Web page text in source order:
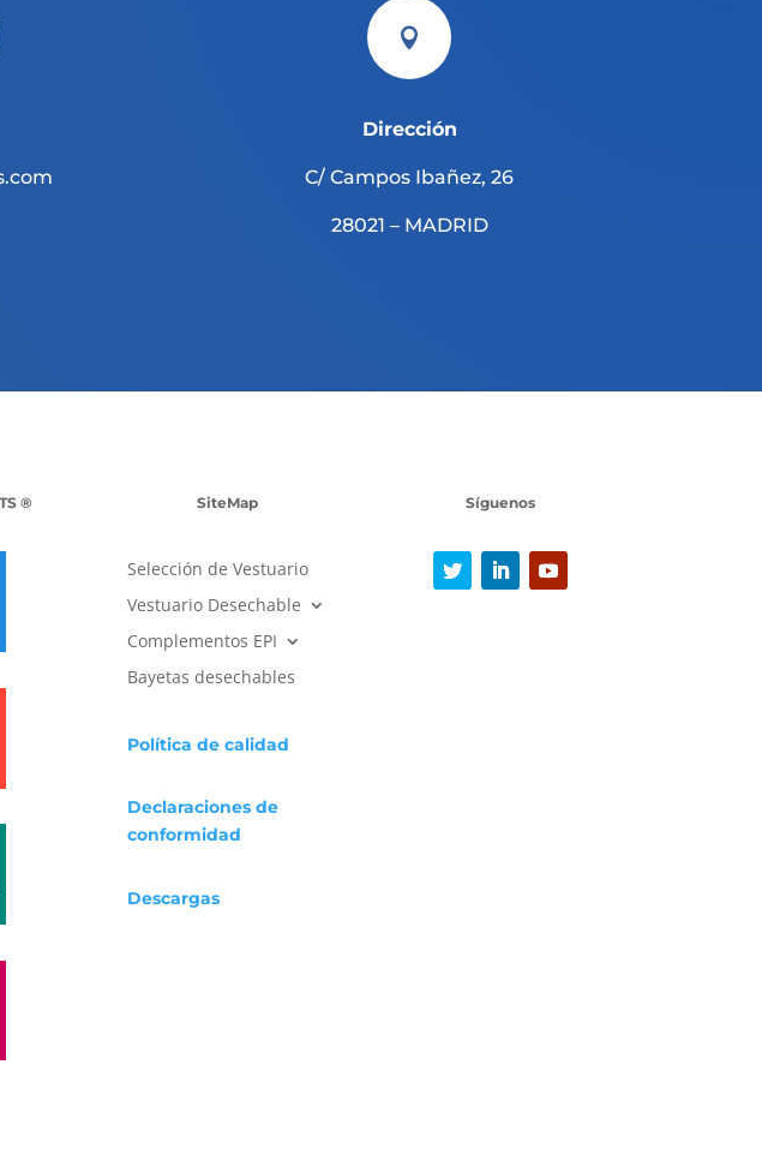

Dirección
C/ Campos Ibañez, 26
28021 – MADRID
® SiteMap
Selección de Vestuario
Vestuario Desechable
Complementos EPI
Bayetas desechables
Política de calidad
Declaracionesde
conformidad
Descargas
Síguenos